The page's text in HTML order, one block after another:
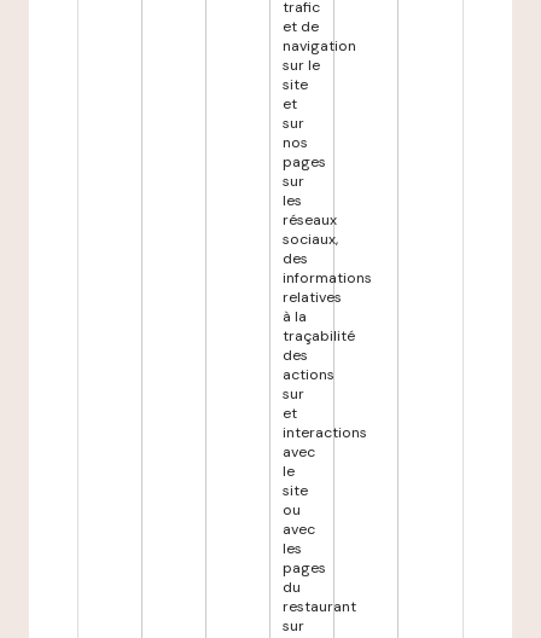
trafic
et de
navigation
sur le
site
et
sur
nos
pages
sur
les
réseaux
sociaux,
des
informations
relatives
à la
traçabilité
des
actions
sur
et
interactions
avec
le
site
ou
avec
les
pages
du
restaurant
sur